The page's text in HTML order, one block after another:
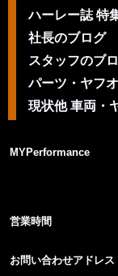
ハーレー誌 特
社長のブログ
スタッフのブ
パーツ・ヤフ
現状他 車両・
MYPerformance
営業時間
お問い合わせアドレス